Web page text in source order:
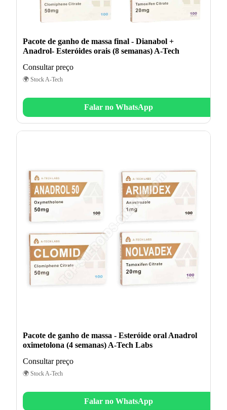
Pacote de ganho de massa final - Dianabol +
Anadrol- Esteróides orais (8 semanas) A-Tech
Consultar preço
🌍 Stock A-Tech
Falar no WhatsApp
Pacote de ganho de massa - Esteróide oral Anadrol
oximetolona (4 semanas) A-Tech Labs
Consultar preço
🌍 Stock A-Tech
Falar no WhatsApp